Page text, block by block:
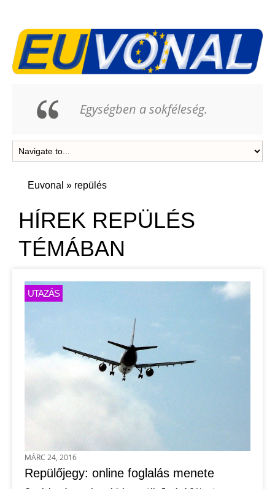
Egységben a sokféleség.
Euvonal » repülés
HÍREK REPÜLÉS
TÉMÁBAN
UTAZÁS
MÁRC 24, 2016
Repülőjegy: online foglalás menete